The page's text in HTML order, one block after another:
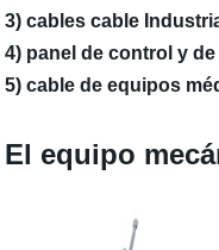
3) cables cable
4) panel de control y
5) cable de equipos
El equipo